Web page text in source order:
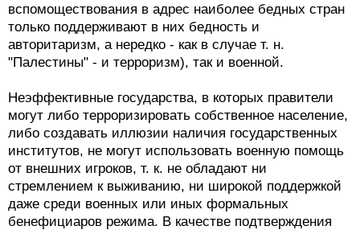
вспомоществования в адрес наиболее бедных стран
только поддерживают в них бедность и
авторитаризм, а нередко - как в случае т. н.
"Палестины" - и терроризм), так и военной.
Неэффективные государства, в которых правители
могут либо терроризировать собственное население,
либо создавать иллюзии наличия государственных
институтов, не могут использовать военную помощь
от внешних игроков, т. к. не обладают ни
стремлением к выживанию, ни широкой поддержкой
даже среди военных или иных формальных
бенефициаров режима. В качестве подтверждения